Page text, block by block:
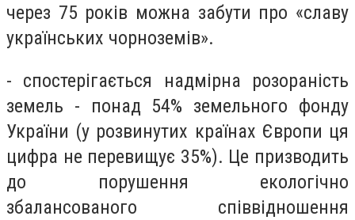
через 75 років можна забути про «славу
українських чорноземів».
- спостерігається надмірна розораність
земель - понад 54% земельного фонду
України (у розвинутих країнах Європи ця
цифра не перевищує 35%). Це призводить
до порушення екологічно
збалансованого співвідношення